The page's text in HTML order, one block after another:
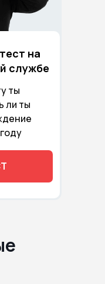
ты
ли ты
на
службе